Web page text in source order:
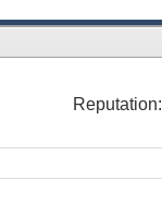
Reputation: